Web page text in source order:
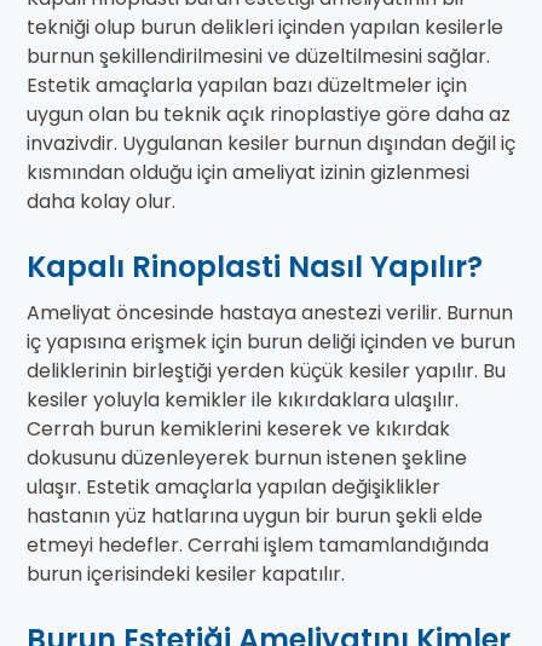
tekniği olup burun delikleri içinden yapılan kesilerle
burnun şekillendirilmesini ve düzeltilmesini sağlar.
Estetik amaçlarla yapılan bazı düzeltmeler için
uygun olan bu teknik açık rinoplastiye göre daha az
invazivdir. Uygulanan kesiler burnun dışından değil iç
kısmından olduğu için ameliyat izinin gizlenmesi
daha kolay olur.
Kapalı Rinoplasti Nasıl Yapılır?
Ameliyat öncesinde hastaya anestezi verilir. Burnun
iç yapısına erişmek için burun deliği içinden ve burun
deliklerinin birleştiği yerden küçük kesiler yapılır. Bu
kesiler yoluyla kemikler ile kıkırdaklara ulaşılır.
Cerrah burun kemiklerini keserek ve kıkırdak
dokusunu düzenleyerek burnun istenen şekline
ulaşır. Estetik amaçlarla yapılan değişiklikler
hastanın yüz hatlarına uygun bir burun şekli elde
etmeyi hedefler. Cerrahi işlem tamamlandığında
burun içerisindeki kesiler kapatılır.